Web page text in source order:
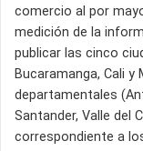
comercio al por
medición de la
publicar las cinco
Bucaramanga, Cali
departamentales
Santander, Valle del
correspondiente a